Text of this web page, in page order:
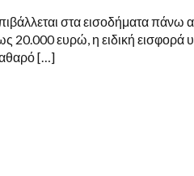
στα εισοδήματα πάνω
20.000 ευρώ, η ειδική εισφορά
[…]